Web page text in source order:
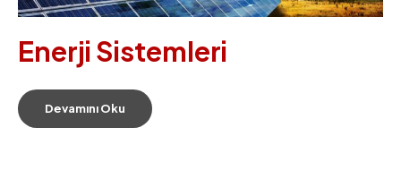
Enerji Sistemleri
Devamını Oku